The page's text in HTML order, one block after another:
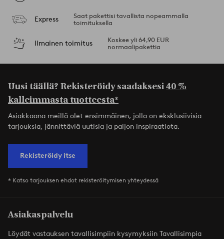
Express
Saat pakettisi tavallista nopeammalla
toimituksella
Ilmainen toimitus
Koskee yli 64,90 EUR
normaalipakettia
Uusi täällä? Rekisteröidy saadaksesi40 %
kalleimmasta tuotteesta*
Asiakkaana meillä olet ensimmäinen, jolla on eksklusiivisia
tarjouksia, jännittäviä uutisia ja paljon inspiraatiota.
Rekisteröidy itse
* Katso tarjouksen ehdot rekisteröitymisen yhteydessä
Asiakaspalvelu
Löydät vastauksen tavallisimpiin kysymyksiin Tavallisimpia